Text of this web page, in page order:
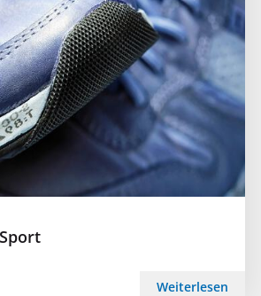
Weiterlesen